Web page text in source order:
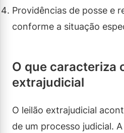
Providências de posse e
conforme a situação
O que caracteriza
extrajudicial
O leilão extrajudicial
de um processo judicial.